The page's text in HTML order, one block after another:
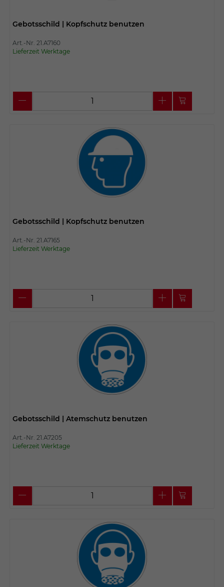
Gebotsschild | Kopfschutz benutzen
Art.-Nr. 21.A7160
Lieferzeit Werktage
Gebotsschild | Kopfschutz benutzen
Art.-Nr. 21.A7165
Lieferzeit Werktage
Gebotsschild | Atemschutz benutzen
Art.-Nr. 21.A7205
Lieferzeit Werktage